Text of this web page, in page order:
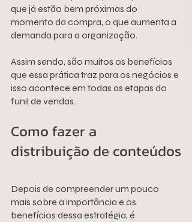
que já estão bem próximas do
momento da compra, o que aumenta a
demanda para a organização.
Assim sendo, são muitos os benefícios
que essa prática traz para os negócios e
isso acontece em todas as etapas do
funil de vendas.
Como fazer a
distribuição de conteúdos
Depois de compreender um pouco
mais sobre a importância e os
benefícios dessa estratégia, é